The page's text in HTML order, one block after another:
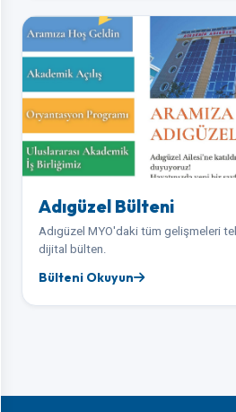
Adıgüzel Bülteni
Adıgüzel MYO'daki tüm gelişmeleri
dijital bülten.
Bülteni Okuyun